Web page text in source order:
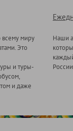
миру
Это
и туры-
и даже
Наши